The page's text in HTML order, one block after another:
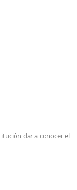
dar a conocer el